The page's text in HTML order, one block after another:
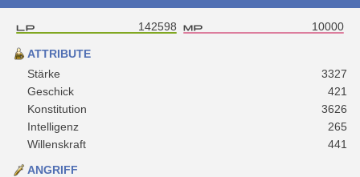
142598 10000
ATTRIBUTE
Stärke
3327
Geschick
421
Konstitution
3626
Intelligenz
265
Willenskraft
441
ANGRIFF